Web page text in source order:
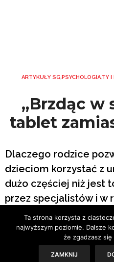
ARTYKUŁY SG PSYCHOLOGIA TY I
„Brzdąc w
tablet
Dlaczego rodzice
dzieciom korzystać z
dużo częściej niż jest
przez specjalistów i w
często widzimy tablet
Znamy już
projektowi
Ta strona korzysta z
najwyższym poziomie. Dalsze
że zgadzasz
ZAMKNIJ